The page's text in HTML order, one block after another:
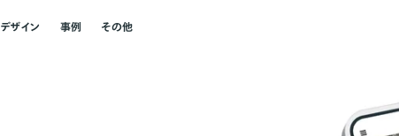
デザイン 事例 その他